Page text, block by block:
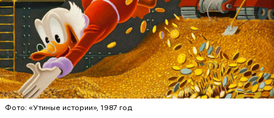
Фото: «Утиные истории», 1987 год
БОГАТСТВО
БИЗНЕС
ПРЕДПРИНИМАТЕЛИ
МИЛЛИАРДЕРЫ
ДЕНЬГИ
Люсиль Рандон (118 лет)
Фото: public domain